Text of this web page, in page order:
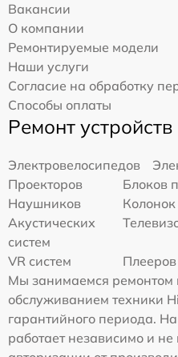
Вакансии
О компании
Ремонтируемые модели
Наши услуги
Согласие на обработку
Способы оплаты
Ремонт устройств
Электровелосипедов
Проекторов
Блоков
Наушников
Колонок
Акустических
систем
VR систем
Плееров
Мы занимаемся ремонтом
обслуживанием техники
гарантийного периода.
работает независимо и